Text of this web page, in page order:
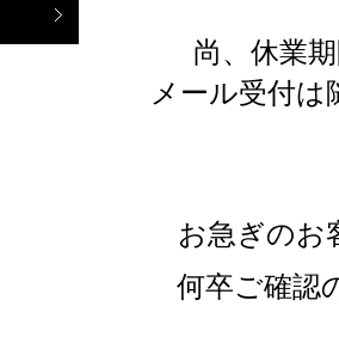
尚、休業
メール受付
お急ぎのお
何卒ご確認